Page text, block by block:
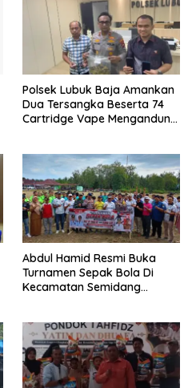
Polsek Lubuk Baja Amankan
Dua Tersangka Beserta 74
Cartridge Vape Mengandung
Abdul Hamid Resmi Buka
Turnamen Sepak Bola Di
Kecamatan Semidang
Tahun 2026